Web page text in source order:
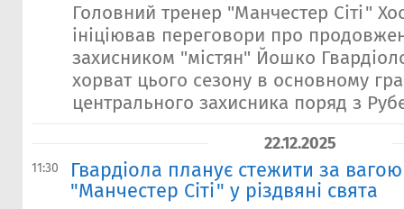
Головний тренер "Манчестер Сіті"
ініціював переговори про
захисником "містян" Йошко
хорват цього сезону в основному
центрального захисника поряд з
22.12.2025
11:30
Гвардіола планує стежити за вагою
"Манчестер Сіті" у різдвяні свята